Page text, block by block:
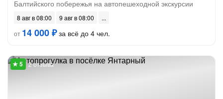
Балтийского побережья на автопешеходной экскурсии
8 авг в 08:00
9 авг в 08:00
от 14 000 ₽за всё до 4 чел.
2 отзыва